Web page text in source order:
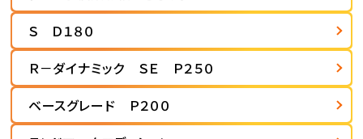
Ｓ Ｄ１８０
Ｒ－ダイナミック ＳＥ Ｐ２５０
ベースグレード Ｐ２００